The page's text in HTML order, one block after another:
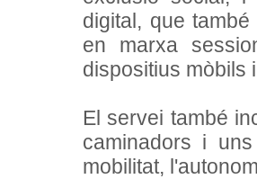
digital, que
en marxa
dispositius mòbils
El servei també
caminadors i
mobilitat,